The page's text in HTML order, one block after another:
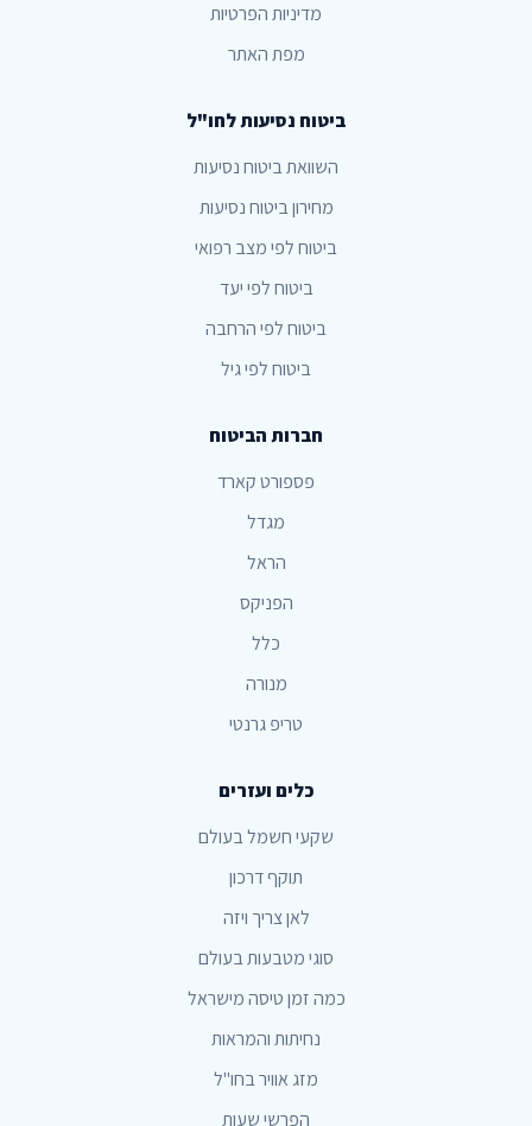
מדיניות הפרטיות
מפת האתר
ביטוח נסיעות לחו"ל
השוואת ביטוח נסיעות
מחירון ביטוח נסיעות
ביטוח לפי מצב רפואי
ביטוח לפי יעד
ביטוח לפי הרחבה
ביטוח לפי גיל
חברות הביטוח
פספורט קארד
מגדל
הראל
הפניקס
כלל
מנורה
טריפ גרנטי
כלים ועזרים
שקעי חשמל בעולם
תוקף דרכון
לאן צריך ויזה
סוגי מטבעות בעולם
כמה זמן טיסה מישראל
נחיתות והמראות
מזג אוויר בחו"ל
הפרשי שעות